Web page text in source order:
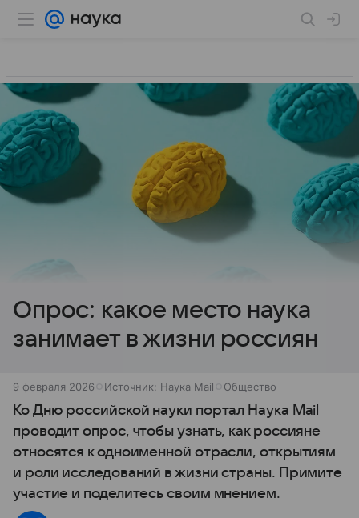
Опрос: какое место наука
занимает в жизни россиян
9 февраля 2026 Источник: Наука Mail Общество
Ко Дню российской науки портал Наука Mail
проводит опрос, чтобы узнать, как россияне
относятся к одноименной отрасли, открытиям
и роли исследований в жизни страны. Примите
участие и поделитесь своим мнением.